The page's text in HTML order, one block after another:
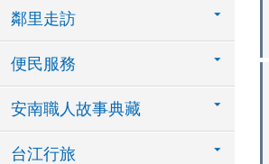
鄰里走訪
便民服務
安南職人故事典藏
台江行旅